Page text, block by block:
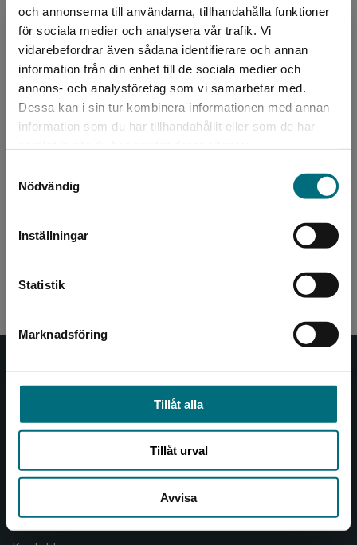
och annonserna till användarna, tillhandahålla funktioner
för sociala medier och analysera vår trafik. Vi
vidarebefordrar även sådana identifierare och annan
information från din enhet till de sociala medier och
annons- och analysföretag som vi samarbetar med.
Dessa kan i sin tur kombinera informationen med annan
information som du har tillhandahållit eller som de har
Nödvändig
Inställningar
Statistik
Marknadsföring
Tillåt alla
Tillåt urval
Avvisa
Begränsad fraktregion
Det verkar som att du besöker
nyponochviljaforlag.se via en enhet utanför
Sverige. För att kunna slutföra ett köp måste
142 krinkl. moms
Exkl. moms: 134 kr
Monster på badet
THiLO
Tvillingarna Nora och Dora fyller år. De ska ha
monster. Monstren måste stoppas innan de
Nypon och Vilja förlag ger ut böcker som väcker läslust
och öppnar dörren till nya världar och möjligheter för
Nypon och Vilja förlag är en del av Studentlitteratur.
Kontakta oss